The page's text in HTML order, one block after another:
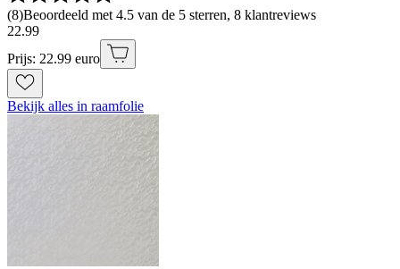
(8)Beoordeeld met 4.5 van de 5 sterren, 8 klantreviews
22.99
Prijs: 22.99 euro
Bekijk alles in raamfolie